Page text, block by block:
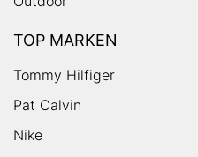
TOP MARKEN
Tommy Hilfiger
Pat Calvin
Nike